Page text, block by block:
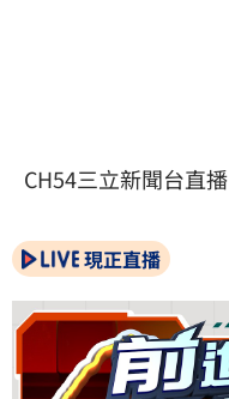
CH54三立新聞台直播
現正直播